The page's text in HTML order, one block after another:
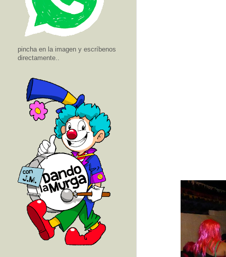
pincha en la imagen y escríbenos
directamente..